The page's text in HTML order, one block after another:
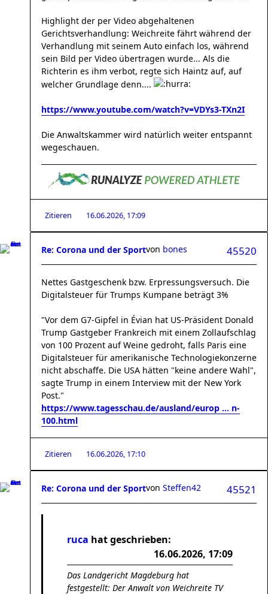
Highlight der per Video abgehaltenen
Gerichtsverhandlung: Weichreite fährt während der
Verhandlung mit seinem Auto einfach los, während
sein Bild per Video übertragen wurde... Als die
Richterin es ihm verbot, regte sich Haintz auf, auf
welcher Grundlage denn....
https://www.youtube.com/watch?v=VDYs3-TXn2I
Die Anwaltskammer wird natürlich weiter entspannt
wegeschauen.
Zitieren 16.06.2026, 17:09
Re: Corona und der Sport 45520
von bones
Nettes Gastgeschenk bzw. Erpressungsversuch. Die
Digitalsteuer für Trumps Kumpane beträgt 3%
"Vor dem G7-Gipfel in Évian hat US-Präsident Donald
Trump Gastgeber Frankreich mit einem Zollaufschlag
von 100 Prozent auf Weine gedroht, falls Paris eine
Digitalsteuer für amerikanische Technologiekonzerne
nicht abschaffe. Die USA hätten "keine andere Wahl",
sagte Trump in einem Interview mit der New York
Post."
https://www.tagesschau.de/ausland/europ ... n-
100.html
Zitieren 16.06.2026, 17:10
Re: Corona und der Sport 45521
von Steffen42
ruca hat geschrieben:
16.06.2026, 17:09
Das Landgericht Magdeburg hat
festgestellt: Der Anwalt von Weichreite TV